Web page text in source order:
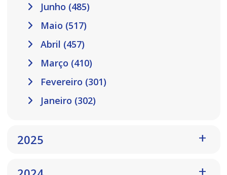
Junho (485)
Maio (517)
Abril (457)
Março (410)
Fevereiro (301)
Janeiro (302)
2025